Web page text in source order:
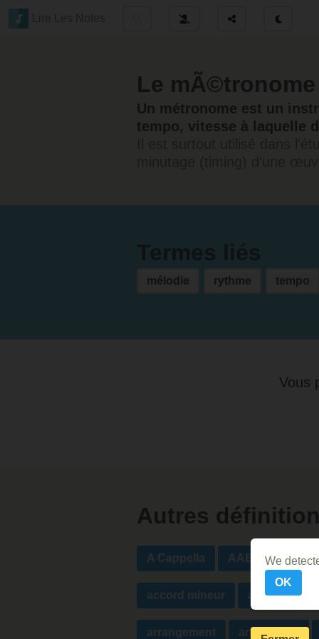
Le mÃ©tronome
Un métronome est un
tempo, vitesse à laquelle
mélodie rythme tempo
Vous
Autres
A Cappella AABA
accord mineur agogique
arrangement articulation
We
OK